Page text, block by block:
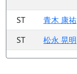
ST
青木 康祐
ST
松永 晃明